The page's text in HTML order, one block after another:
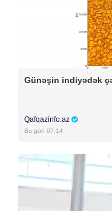
Günəşin indiyədək
Qafqazinfo.az
Bu gün 07:14